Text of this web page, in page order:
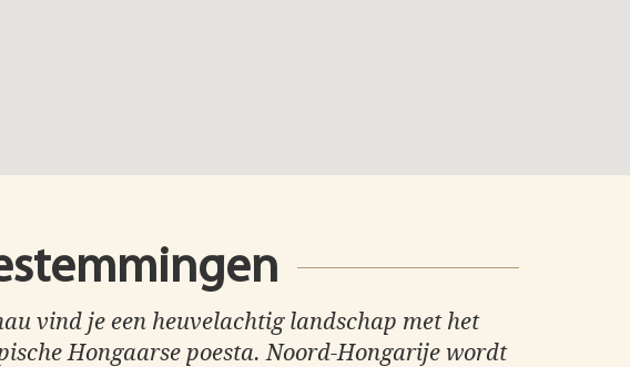
vind je een heuvelachtig landschap met het
Hongaarse poesta. Noord-Hongarije wordt